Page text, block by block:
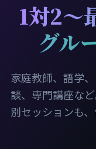
1対2〜
グル
家庭教師、語学
談、専門講座など
別セッションも